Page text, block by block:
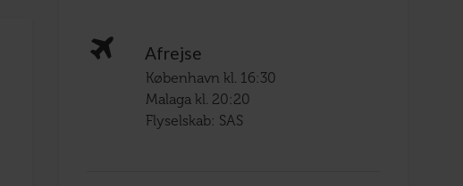
Afrejse
København kl. 16:30
Malaga kl. 20:20
Flyselskab: SAS